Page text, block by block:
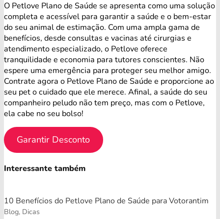
O Petlove Plano de Saúde se apresenta como uma solução
completa e acessível para garantir a saúde e o bem-estar
do seu animal de estimação. Com uma ampla gama de
benefícios, desde consultas e vacinas até cirurgias e
atendimento especializado, o Petlove oferece
tranquilidade e economia para tutores conscientes. Não
espere uma emergência para proteger seu melhor amigo.
Contrate agora o Petlove Plano de Saúde e proporcione ao
seu pet o cuidado que ele merece. Afinal, a saúde do seu
companheiro peludo não tem preço, mas com o Petlove,
ela cabe no seu bolso!
Garantir Desconto
Interessante também
10 Benefícios do Petlove Plano de Saúde para Votorantim
Blog, Dicas